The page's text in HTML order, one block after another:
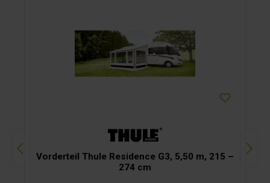
Vorderteil Thule Residence G3, 5,50 m, 215 –
274 cm